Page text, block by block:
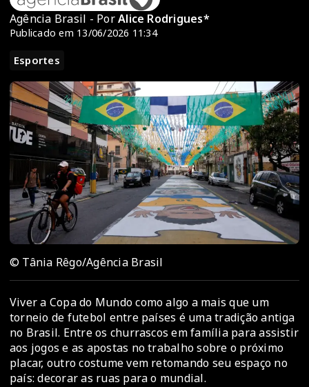
Agência Brasil - PorAlice Rodrigues*
Publicado em 13/06/2026 11:34
Esportes
© Tânia Rêgo/Agência Brasil
Viver a Copa do Mundo como algo a mais que um
torneio de futebol entre países é uma tradição antiga
no Brasil. Entre os churrascos em família para assistir
aos jogos e as apostas no trabalho sobre o próximo
placar, outro costume vem retomando seu espaço no
país: decorar as ruas para o mundial.